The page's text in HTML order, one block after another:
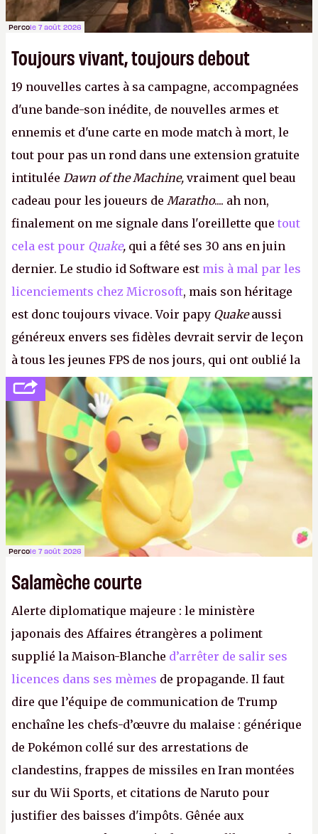
Percole 7 août 2026
Toujours vivant, toujours debout
19 nouvelles cartes à sa campagne, accompagnées
d'une bande-son inédite, de nouvelles armes et
ennemis et d'une carte en mode match à mort, le
tout pour pas un rond dans une extension gratuite
intitulée Dawn of the Machine, vraiment quel beau
cadeau pour les joueurs de Maratho.... ah non,
finalement on me signale dans l'oreillette que tout
cela est pour Quake, qui a fêté ses 30 ans en juin
dernier. Le studio id Software est mis à mal par les
licenciements chez Microsoft, mais son héritage
est donc toujours vivace. Voir papy Quakeaussi
généreux envers ses fidèles devrait servir de leçon
à tous les jeunes FPS de nos jours, qui ont oublié la
politesse et le respect envers leurs joueurs et les
anciens. Il leur faudrait une bonne guerre des
consoles à ces petits cons !
Percole 7 août 2026
Salamèche courte
Alerte diplomatique majeure : le ministère
japonais des Affaires étrangères a poliment
supplié la Maison-Blanche d’arrêter de salir ses
licences dans ses mèmes de propagande. Il faut
dire que l’équipe de communication de Trump
enchaîne les chefs-d’œuvre du malaise : générique
de Pokémon collé sur des arrestations de
clandestins, frappes de missiles en Iran montées
sur du Wii Sports, et citations de Naruto pour
justifier des baisses d'impôts. Gênée aux